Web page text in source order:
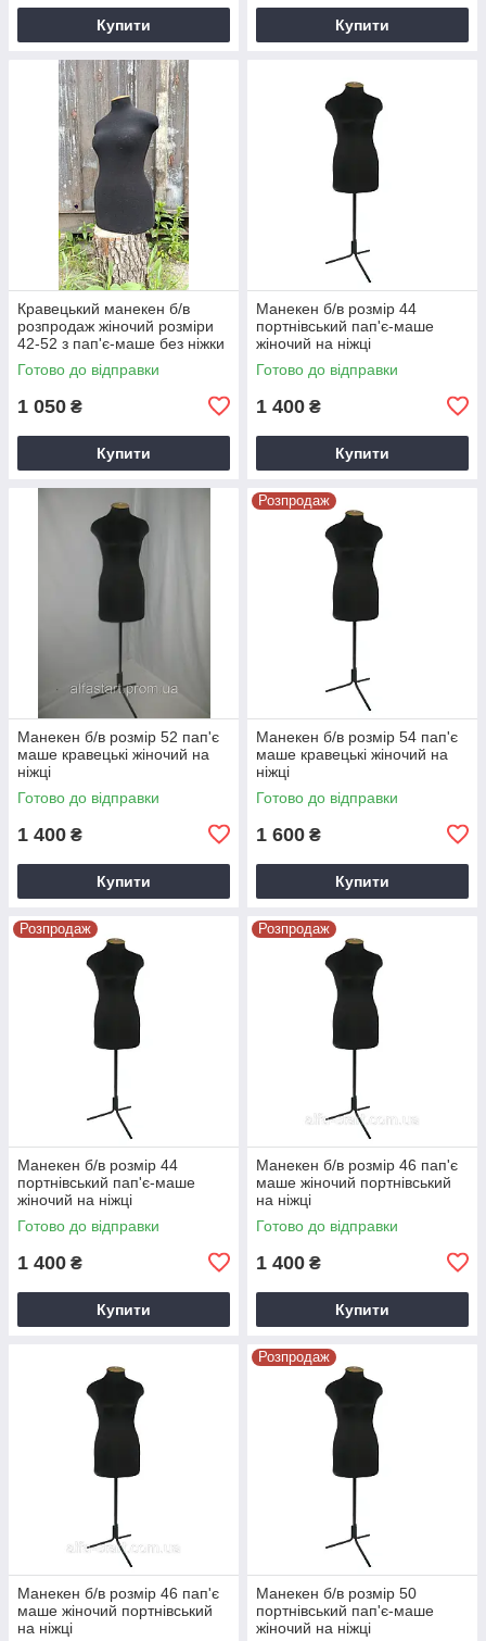
Купити Купити
Кравецький манекен б/в
розпродаж жіночий розміри
42-52 з пап'є-маше без ніжки
Готово до відправки
1 050 ₴
Купити
Манекен б/в розмір 44
портнівський пап'є-маше
жіночий на ніжці
Готово до відправки
1 400 ₴
Купити
Манекен б/в розмір 52 пап'є
маше кравецькі жіночий на
ніжці
Готово до відправки
1 400 ₴
Купити
Розпродаж
Манекен б/в розмір 54 пап'є
маше кравецькі жіночий на
ніжці
Готово до відправки
1 600 ₴
Купити
Розпродаж
Манекен б/в розмір 44
портнівський пап'є-маше
жіночий на ніжці
Готово до відправки
1 400 ₴
Купити
Розпродаж
Манекен б/в розмір 46 пап'є
маше жіночий портнівський
на ніжці
Готово до відправки
1 400 ₴
Купити
Манекен б/в розмір 46 пап'є
маше жіночий портнівський
на ніжці
Розпродаж
Манекен б/в розмір 50
портнівський пап'є-маше
жіночий на ніжці